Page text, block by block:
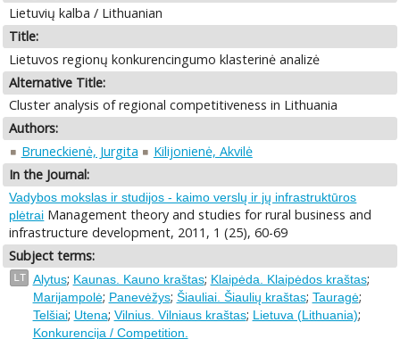
Lietuvių kalba / Lithuanian
Title:
Lietuvos regionų konkurencingumo klasterinė analizė
Alternative Title:
Cluster analysis of regional competitiveness in Lithuania
Authors:
Bruneckienė, Jurgita
Kilijonienė, Akvilė
In the Journal:
Vadybos mokslas ir studijos - kaimo verslų ir jų infrastruktūros
plėtrai Management theory and studies for rural business and
infrastructure development, 2011, 1 (25), 60-69
Subject terms:
LT Alytus; Kaunas. Kauno kraštas; Klaipėda. Klaipėdos kraštas;
Marijampolė; Panevėžys; Šiauliai. Šiaulių kraštas; Tauragė;
Telšiai; Utena; Vilnius. Vilniaus kraštas; Lietuva (Lithuania);
Konkurencija / Competition.